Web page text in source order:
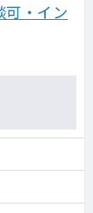
・イン